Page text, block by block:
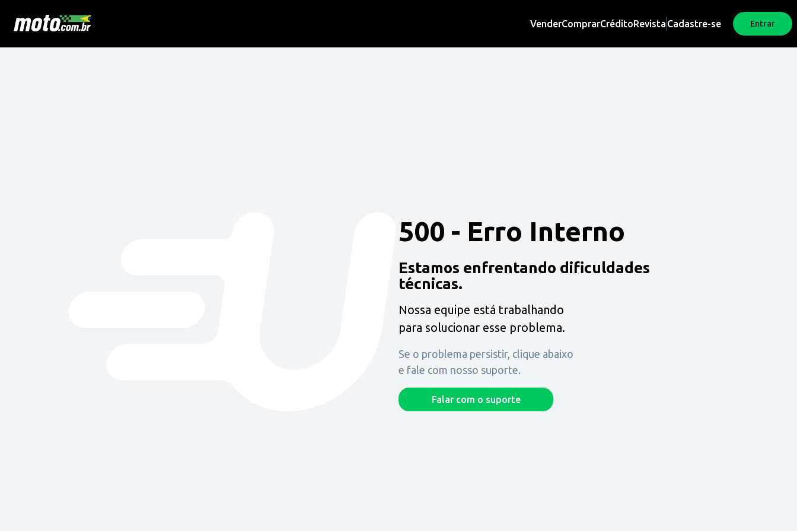
VenderComprarCréditoRevista Cadastre-se Entrar
500 - Erro Interno
Estamos enfrentando dificuldades
técnicas.
Nossa equipe está trabalhando
para solucionar esse problema.
Se o problema persistir, clique abaixo
e fale com nosso suporte.
Falar com o suporte